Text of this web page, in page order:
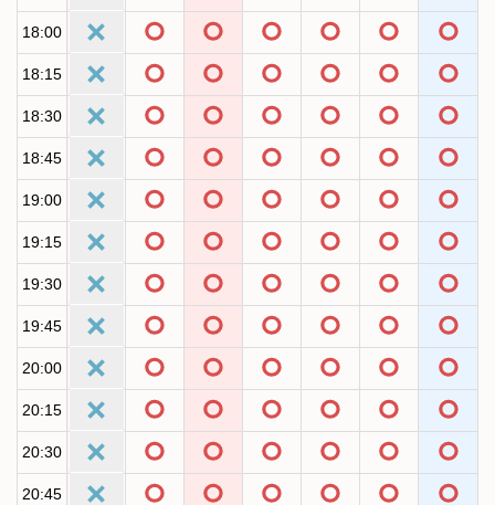
18:00
18:15
18:30
18:45
19:00
19:15
19:30
19:45
20:00
20:15
20:30
20:45